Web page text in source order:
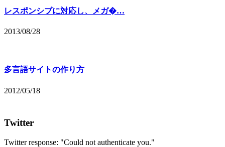
レスポンシブに対応し、メガ�…
2013/08/28
多言語サイトの作り方
2012/05/18
Twitter
Twitter response: "Could not authenticate you."